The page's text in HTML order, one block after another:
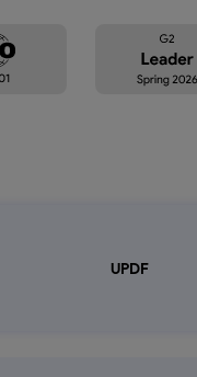
UPDF